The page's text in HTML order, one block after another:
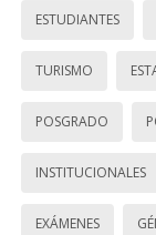
ESTUDIANTES
TURISMO
POSGRADO
INSTITUCIONALES
EXÁMENES